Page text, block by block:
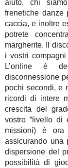
aiuto, chi
frenetiche danze
caccia, e inoltre
potrete
margherite. Il
i vostri
L’online è
disconnessione
pochi secondi, e
ricordi di intere
crescita del
vostro “livello di
missioni) è
assicurando una
dispersione del
possibilità di